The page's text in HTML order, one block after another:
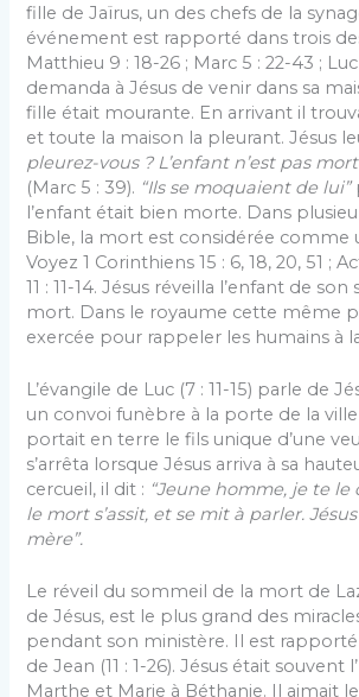
fille de Jaïrus, un des chefs de la
événement est rapporté dans trois
Matthieu 9 : 18-26 ; Marc 5 : 22-43 ;
demanda à Jésus de venir dans sa
fille était mourante. En arrivant il
et toute la maison la pleurant. Jésus
pleurez-vous ? L’enfant n’est pas
(Marc 5 : 39). “Ils se moquaient de lui”
l’enfant était bien morte. Dans
Bible, la mort est considérée comme
Voyez 1 Corinthiens 15 : 6, 18, 20, 51 ;
11 : 11-14. Jésus réveilla l’enfant de
mort. Dans le royaume cette même
exercée pour rappeler les humains à
L’évangile de Luc (7 : 11-15) parle de
un convoi funèbre à la porte de la
portait en terre le fils unique d’une
s’arrêta lorsque Jésus arriva à sa
cercueil, il dit : “Jeune homme, je te le
le mort s’assit, et se mit à parler.
mère”.
Le réveil du sommeil de la mort de
de Jésus, est le plus grand des
pendant son ministère. Il est rapporté
de Jean (11 : 1-26). Jésus était souvent
Marthe et Marie à Béthanie. Il aimait